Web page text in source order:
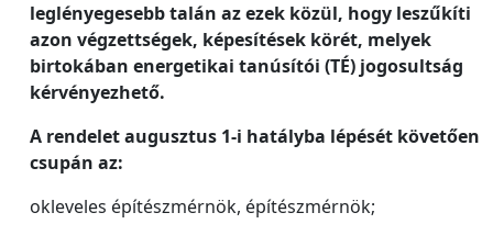
leglényegesebb talán az ezek közül, hogy leszűkíti
azon végzettségek, képesítések körét, melyek
birtokában energetikai tanúsítói (TÉ) jogosultság
kérvényezhető.
A rendelet augusztus 1-i hatályba lépését követően
csupán az:
okleveles építészmérnök, építészmérnök;